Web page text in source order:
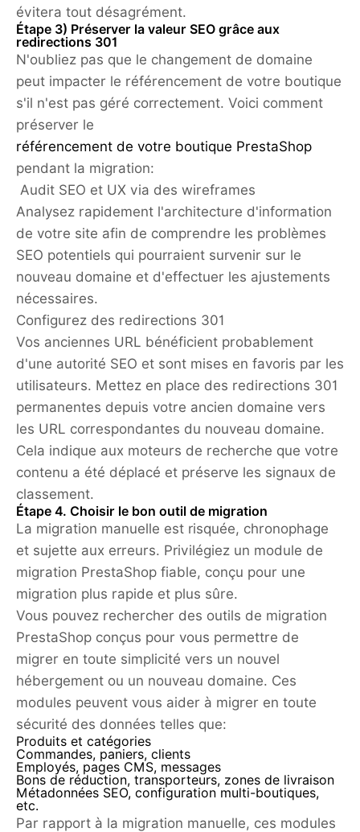
évitera tout désagrément.
Étape 3) Préserver la valeur SEO grâce aux
redirections 301
N'oubliez pas que le changement de domaine
peut impacter le référencement de votre boutique
s'il n'est pas géré correctement. Voici comment
préserver le
référencement de votre boutique PrestaShop
pendant la migration:
Audit SEO et UX via des wireframes
Analysez rapidement l'architecture d'information
de votre site afin de comprendre les problèmes
SEO potentiels qui pourraient survenir sur le
nouveau domaine et d'effectuer les ajustements
nécessaires.
Configurez des redirections 301
Vos anciennes URL bénéficient probablement
d'une autorité SEO et sont mises en favoris par les
utilisateurs. Mettez en place des redirections 301
permanentes depuis votre ancien domaine vers
les URL correspondantes du nouveau domaine.
Cela indique aux moteurs de recherche que votre
contenu a été déplacé et préserve les signaux de
classement.
Étape 4. Choisir le bon outil de migration
La migration manuelle est risquée, chronophage
et sujette aux erreurs. Privilégiez un module de
migration PrestaShop fiable, conçu pour une
migration plus rapide et plus sûre.
Vous pouvez rechercher des outils de migration
PrestaShop conçus pour vous permettre de
migrer en toute simplicité vers un nouvel
hébergement ou un nouveau domaine. Ces
modules peuvent vous aider à migrer en toute
sécurité des données telles que:
Produits et catégories
Commandes, paniers, clients
Employés, pages CMS, messages
Bons de réduction, transporteurs, zones de livraison
Métadonnées SEO, configuration multi-boutiques,
etc.
Par rapport à la migration manuelle, ces modules